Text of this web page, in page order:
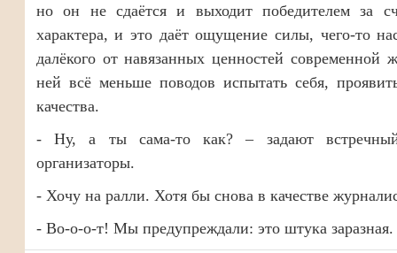
но он не сдаётся и выходит победителем за
характера, и это даёт ощущение силы, чего-то
далёкого от навязанных ценностей современной
ней всё меньше поводов испытать себя,
качества.
- Ну, а ты сама-то как? – задают
организаторы.
- Хочу на ралли. Хотя бы снова в качестве
- Во-о-о-т! Мы предупреждали: это штука заразная.